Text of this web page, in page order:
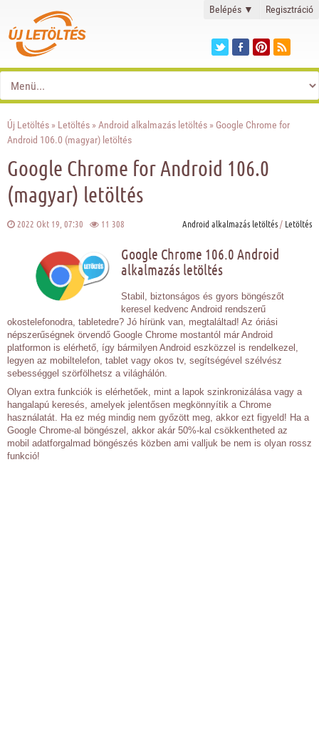
Belépés ▼ Regisztráció
Új Letöltés » Letöltés »Android alkalmazás letöltés » Google Chrome for
Android 106.0 (magyar) letöltés
Google Chrome for Android 106.0
(magyar) letöltés
2022 Okt 19, 07:30 11 308 Android alkalmazás letöltés/ Letöltés
Google Chrome 106.0 Android
alkalmazás letöltés
Stabil, biztonságos és gyors böngészőt
keresel kedvenc Android rendszerű
okostelefonodra, tabletedre? Jó hírünk van, megtaláltad! Az óriási
népszerűségnek örvendő Google Chrome mostantól már Android
platformon is elérhető, így bármilyen Android eszközzel is rendelkezel,
legyen az mobiltelefon, tablet vagy okos tv, segítségével szélvész
sebességgel szörfölhetsz a világhálón.
Olyan extra funkciók is elérhetőek, mint a lapok szinkronizálása vagy a
hangalapú keresés, amelyek jelentősen megkönnyítik a Chrome
használatát. Ha ez még mindig nem győzött meg, akkor ezt figyeld! Ha a
Google Chrome-al böngészel, akkor akár 50%-kal csökkentheted az
mobil adatforgalmad böngészés közben ami valljuk be nem is olyan rossz
funkció!